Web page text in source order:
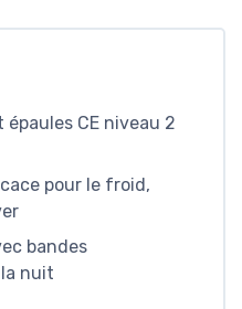
CE niveau 2
pour le froid,
bandes
nuit